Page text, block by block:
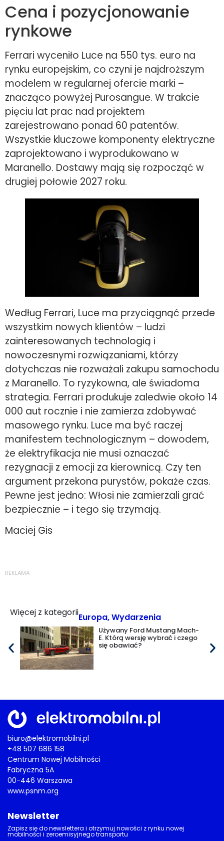
Cena i pozycjonowanie
rynkowe
Ferrari wyceniło Luce na 550 tys. euro na
rynku europejskim, co czyni je najdroższym
modelem w regularnej ofercie marki –
znacząco powyżej Purosangue. W trakcie
pięciu lat prac nad projektem
zarejestrowano ponad 60 patentów.
Wszystkie kluczowe komponenty elektryczne
zaprojektowano i wyprodukowano w
Maranello. Dostawy mają się rozpocząć w
drugiej połowie 2027 roku.
Według Ferrari, Luce ma przyciągnąć przede
wszystkim nowych klientów – ludzi
zainteresowanych technologią i
nowoczesnymi rozwiązaniami, którzy
dotychczas nie rozważali zakupu samochodu
z Maranello. To ryzykowna, ale świadoma
strategia. Ferrari produkuje zaledwie około 14
000 aut rocznie i nie zamierza zdobywać
masowego rynku. Luce ma być raczej
manifestem technologicznym – dowodem,
że elektryfikacja nie musi oznaczać
rezygnacji z emocji za kierownicą. Czy ten
argument przekona purystów, pokaże czas.
Pewne jest jedno: Włosi nie zamierzali grać
bezpiecznie – i tego się trzymają.
Maciej Gis
REKLAMA
Więcej z kategoriiEuropa,Wydarzenia
Używany Ford Mustang Mach-
E. Którą wersję wybrać i czego
się obawiać?
biuro@elektromobilni.pl
+48 507 686 158
Centrum Nowej Mobilności
Fabryczna 5A
00-446 Warszawa
www.psnm.org
Newsletter
Zapisz się do newslettera i otrzymuj nowości z rynku nowej
mobilności i zeroemisyjnego transportu